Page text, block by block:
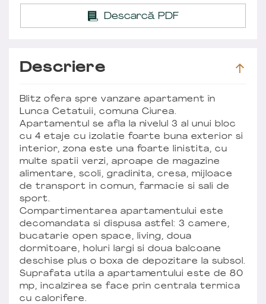
Descarcă PDF
Descriere
Blitz ofera spre vanzare apartament în
Lunca Cetatuii, comuna Ciurea.
Apartamentul se afla la nivelul 3 al unui bloc
cu 4 etaje cu izolatie foarte buna exterior si
interior, zona este una foarte linistita, cu
multe spatii verzi, aproape de magazine
alimentare, scoli, gradinita, cresa, mijloace
de transport in comun, farmacie si sali de
sport.
Compartimentarea apartamentului este
decomandata si dispusa astfel: 3 camere,
bucatarie open space, living, doua
dormitoare, holuri largi si doua balcoane
deschise plus o boxa de depozitare la subsol.
Suprafata utila a apartamentului este de 80
mp, incalzirea se face prin centrala termica
cu calorifere.